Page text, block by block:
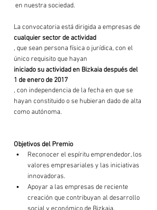
La convocatoria está dirigida a empresas de
cualquier sector de actividad
, que sean persona física o jurídica, con el
único requisito que hayan
iniciado su actividad en Bizkaia después del
1 de enero de 2017
, con independencia de la fecha en que se
hayan constituido o se hubieran dado de alta
como autónoma.
Objetivos del Premio
Reconocer el espíritu emprendedor, los
valores empresariales y las iniciativas
innovadoras.
Apoyar a las empresas de reciente
creación que contribuyan al desarrollo